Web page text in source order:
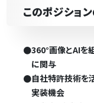
このポジショ
●360°画像とAIを
に関与
●自社特許技術を
実装機会